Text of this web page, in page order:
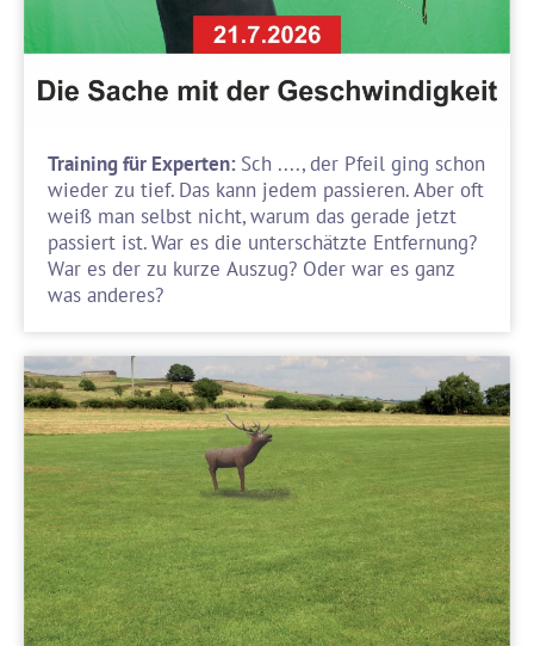
Training für Experten: Sch ...., der Pfeil ging schon
wieder zu tief. Das kann jedem passieren. Aber oft
weiß man selbst nicht, warum das gerade jetzt
passiert ist. War es die unterschätzte Entfernung?
War es der zu kurze Auszug? Oder war es ganz
was anderes?